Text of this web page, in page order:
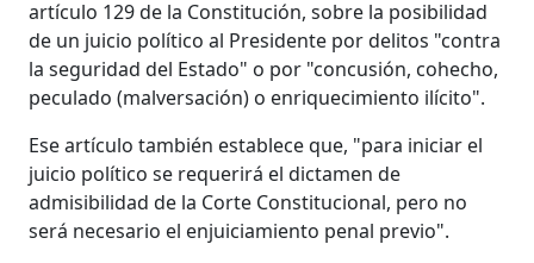
artículo 129 de la Constitución, sobre la posibilidad
de un juicio político al Presidente por delitos "contra
la seguridad del Estado" o por "concusión, cohecho,
peculado (malversación) o enriquecimiento ilícito".
Ese artículo también establece que, "para iniciar el
juicio político se requerirá el dictamen de
admisibilidad de la Corte Constitucional, pero no
será necesario el enjuiciamiento penal previo".